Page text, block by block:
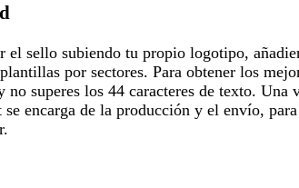
el sello subiendo tu propio logotipo,
por sectores. Para obtener los
no superes los 44 caracteres de texto. Una
encarga de la producción y el envío,